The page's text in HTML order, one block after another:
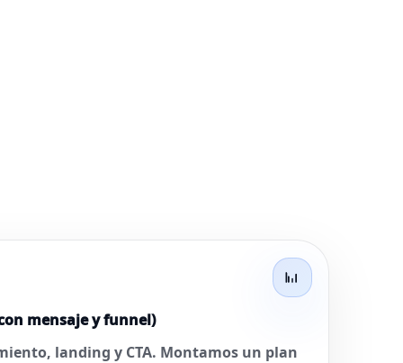
mensaje y funnel)
landing y CTA. Montamos un plan